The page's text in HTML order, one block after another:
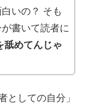
いの？ そも
書いて読者に
舐めてんじゃ
としての自分」